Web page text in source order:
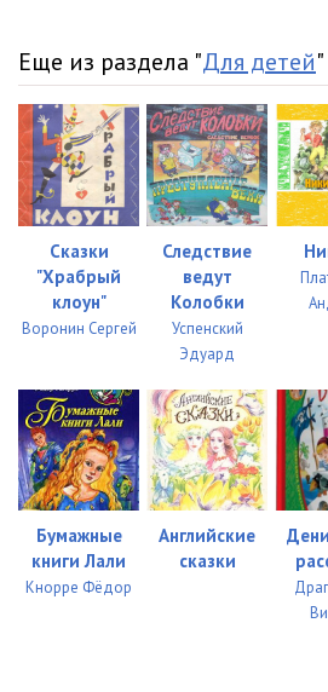
Еще из раздела "Для детей"
Сказки
"Храбрый
клоун"
Воронин Сергей
Следствие
ведут
Колобки
Успенский
Эдуард
Бумажные
книги Лали
Кнорре Фёдор
Английские
сказки